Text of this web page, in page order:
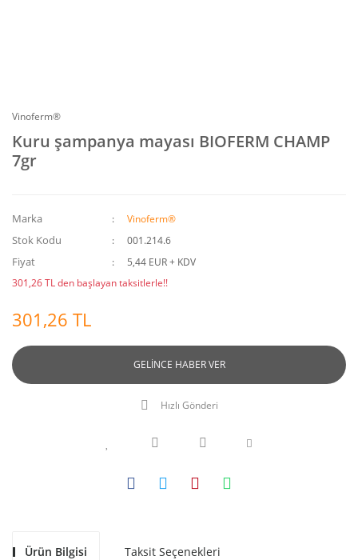
Vinoferm®
Kuru şampanya mayası BIOFERM CHAMP
7gr
Marka Vinoferm®
Stok Kodu 001.214.6
Fiyat
5,44 EUR + KDV
301,26 TL den başlayan taksitlerle!!
301,26 TL
GELİNCE HABER VER
Hızlı Gönderi
Ürün Bilgisi Taksit Seçenekleri